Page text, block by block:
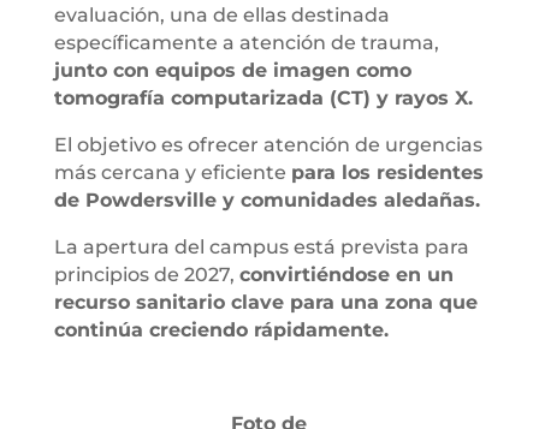
evaluación, una de ellas destinada
específicamente a atención de trauma,
junto con equipos de imagen como
tomografía computarizada (CT) y rayos X.
El objetivo es ofrecer atención de urgencias
más cercana y eficiente para los residentes
de Powdersville y comunidades aledañas.
La apertura del campus está prevista para
principios de 2027, convirtiéndose en un
recurso sanitario clave para una zona que
continúa creciendo rápidamente.
Foto de